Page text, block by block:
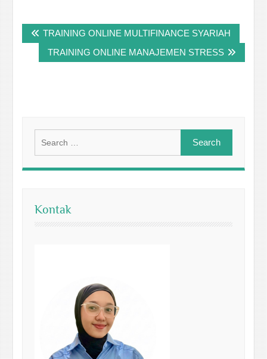
navigation
TRAINING ONLINE MULTIFINANCE SYARIAH
TRAINING ONLINE MANAJEMEN STRESS
for:
Kontak